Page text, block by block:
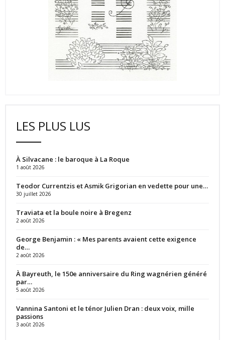
LES PLUS LUS
À Silvacane : le baroque à La Roque
1 août 2026
Teodor Currentzis et Asmik Grigorian en vedette pour une…
30 juillet 2026
Traviata et la boule noire à Bregenz
2 août 2026
George Benjamin : « Mes parents avaient cette exigence
de…
2 août 2026
À Bayreuth, le 150e anniversaire du Ring wagnérien généré
par…
5 août 2026
Vannina Santoni et le ténor Julien Dran : deux voix, mille
passions
3 août 2026